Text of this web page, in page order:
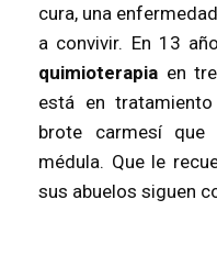
cura, una
a convivir. En 13
quimioterapia en
está en
brote carmesí
médula. Que le
sus abuelos siguen